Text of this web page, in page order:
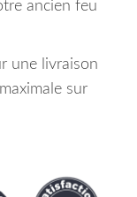
ancien feu
une livraison
sur